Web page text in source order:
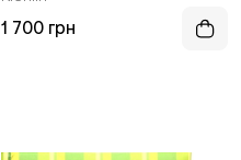
1 700 грн